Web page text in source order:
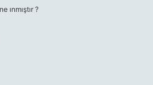
ınmıştır ?